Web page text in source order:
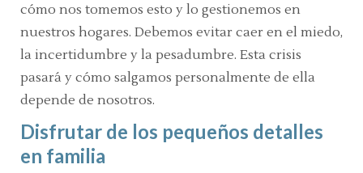
cómo nos tomemos esto y lo gestionemos en
nuestros hogares. Debemos evitar caer en el miedo,
la incertidumbre y la pesadumbre. Esta crisis
pasará y cómo salgamos personalmente de ella
depende de nosotros.
Disfrutar de los pequeños detalles
en familia